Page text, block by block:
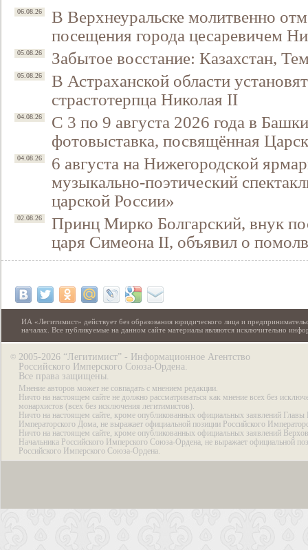
06.08.26
В Верхнеуральске молитвенно
посещения города цесаревичем
05.08.26 Забытое восстание: Казахстан,
05.08.26
В Астраханской области
страстотерпца Николая II
04.08.26
С 3 по 9 августа 2026 года в
фотовыставка, посвящённая
04.08.26
6 августа на Нижегородской
музыкально-поэтический
царской России»
02.08.26
Принц Мирко Болгарский, внук
царя Симеона II, объявил о
ИА «Легитимист» действует без образования юридического лица и
началах. Все публикуемые на данном сайте материалы являются исключительно
© 2005-2026 “Легитимист” - Информационное Агентство
Российского Имперского Союза-Ордена.
Все права защищены.
Мнение авторов может не совпадать с мнением редакции.
Ничто на настоящем сайте не должно рассматриваться как мнение всех без
монархистов (всех без исключения легитимистов).
Ничто на настоящем сайте, кроме опубликованных официальных заявлений Главы
Императорского Дома, не выражает официальной позиции Российского
Ничто на настоящем сайте, кроме опубликованных официальных заявлений
Начальника Российского Имперского Союза-Ордена, не выражает официальной
Российского Имперского Союза-Ордена.